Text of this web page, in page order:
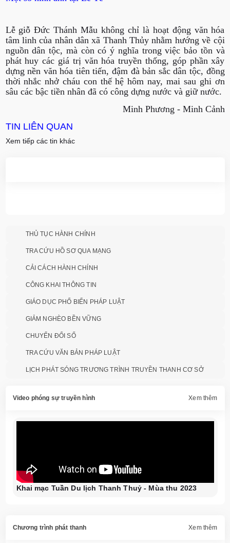
Lễ giỗ Đức Thánh Mẫu không chỉ là hoạt động văn hóa
tâm linh của nhân dân xã Thanh Thủy nhằm hướng về cội
nguồn dân tộc, mà còn có ý nghĩa trong việc bảo tồn và
phát huy các giá trị văn hóa truyền thống, góp phần xây
dựng nền văn hóa tiên tiến, đậm đà bản sắc dân tộc, đồng
thời nhắc nhở cháu con thế hệ hôm nay, mai sau ghi ơn
sâu các bậc tiền nhân đã có công dựng nước và giữ nước.
Minh Phương - Minh Cảnh
TIN LIÊN QUAN
Xem tiếp các tin khác
THỦ TỤC HÀNH CHÍNH
TRA CỨU HỒ SƠ QUA MẠNG
CẢI CÁCH HÀNH CHÍNH
CÔNG KHAI THÔNG TIN
GIÁO DỤC PHỔ BIẾN PHÁP LUẬT
GIẢM NGHÈO BỀN VỮNG
CHUYỂN ĐỔI SỐ
TRA CỨU VĂN BẢN PHÁP LUẬT
LỊCH PHÁT SÓNG TRƯƠNG TRÌNH TRUYỀN THANH CƠ SỞ
Video phóng sự truyền hình Xem thêm
Khai mạc Tuần Du lịch Thanh Thuỷ - Mùa thu 2023
Chương trình phát thanh Xem thêm